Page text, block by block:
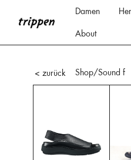
Damen
About
< zurück Shop/Sound f